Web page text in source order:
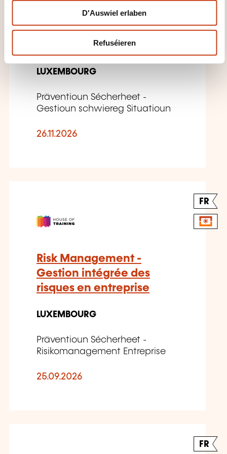
D'Auswiel erlaben
Refuséieren
Prévention des agressions
- Garder son calme lors
d'une agression verbale
LUXEMBOURG
Präventioun Sécherheet -
Gestioun schwiereg Situatioun
26.11.2026
FR
Risk Management -
Gestion intégrée des
risques en entreprise
LUXEMBOURG
Präventioun Sécherheet -
Risikomanagement Entreprise
25.09.2026
FR